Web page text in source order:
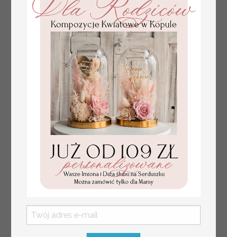
ślubne wizytówki winietki
na stół weselny, złote
lub srebrne napisy
tłoczone kwiaty na
winietkach ślubnych
2.4 PLN/3.00 PLN